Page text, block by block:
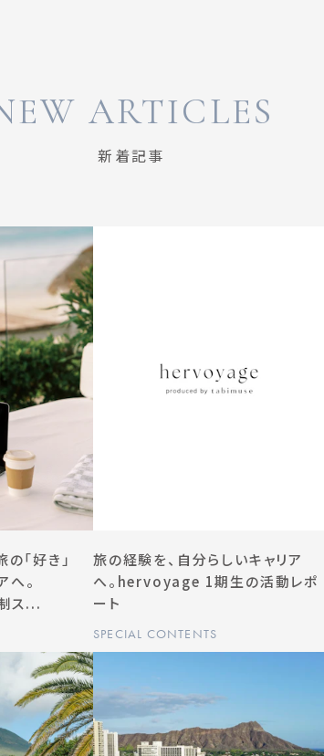
ARTICLES
新着記事
「好き」
へ。
ス...
旅の経験を、自分らしいキャリア
へ。hervoyage 1期生の活動レポ
ート
SPECIAL CONTENTS